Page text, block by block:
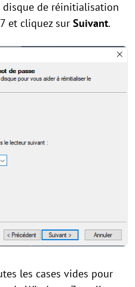
disque de réinitialisation
et cliquez sur Suivant.
les cases vides pour